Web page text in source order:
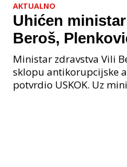
AKTUALNO
Uhićen
Beroš,
Istraga
Ministar zdravstva Vili
sklopu antikorupcijske
potvrdio USKOK. Uz